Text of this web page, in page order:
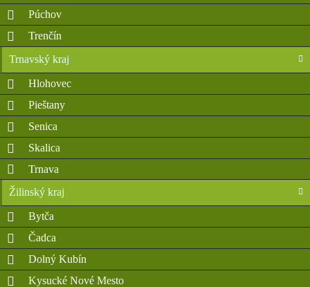
Púchov
Trenčín
Trnavský kraj
Hlohovec
Pieštany
Senica
Skalica
Trnava
Žilinský kraj
Bytča
Čadca
Dolný Kubín
Kysucké Nové Mesto